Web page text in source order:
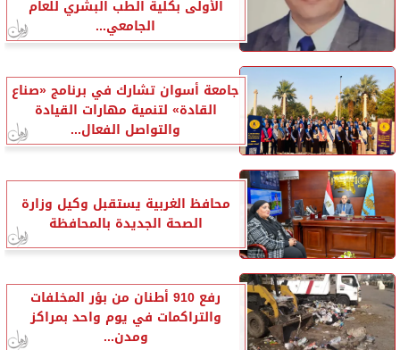
الأولى بكلية الطب البشري للعام
الجامعي...
جامعة أسوان تشارك في برنامج «صناع
القادة» لتنمية مهارات القيادة
والتواصل الفعال...
محافظ الغربية يستقبل وكيل وزارة
الصحة الجديدة بالمحافظة
رفع 910 أطنان من بؤر المخلفات
والتراكمات في يوم واحد بمراكز
ومدن...